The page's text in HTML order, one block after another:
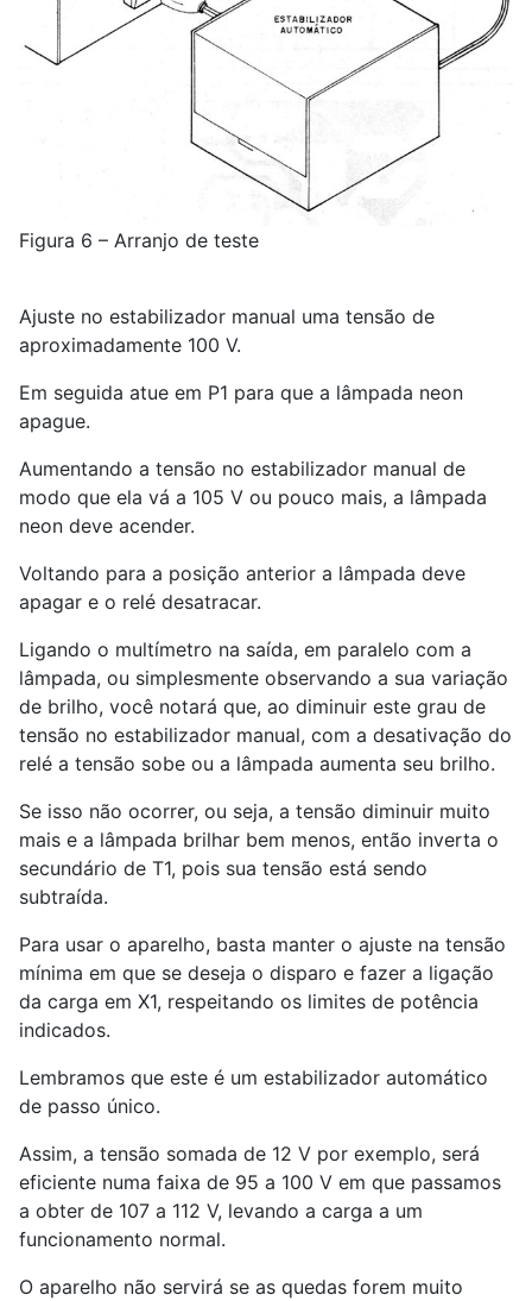
Figura 6 – Arranjo de teste
Ajuste no estabilizador manual uma tensão de
aproximadamente 100 V.
Em seguida atue em P1 para que a lâmpada neon
apague.
Aumentando a tensão no estabilizador manual de
modo que ela vá a 105 V ou pouco mais, a lâmpada
neon deve acender.
Voltando para a posição anterior a lâmpada deve
apagar e o relé desatracar.
Ligando o multímetro na saída, em paralelo com a
lâmpada, ou simplesmente observando a sua variação
de brilho, você notará que, ao diminuir este grau de
tensão no estabilizador manual, com a desativação do
relé a tensão sobe ou a lâmpada aumenta seu brilho.
Se isso não ocorrer, ou seja, a tensão diminuir muito
mais e a lâmpada brilhar bem menos, então inverta o
secundário de T1, pois sua tensão está sendo
subtraída.
Para usar o aparelho, basta manter o ajuste na tensão
mínima em que se deseja o disparo e fazer a ligação
da carga em X1, respeitando os limites de potência
indicados.
Lembramos que este é um estabilizador automático
de passo único.
Assim, a tensão somada de 12 V por exemplo, será
eficiente numa faixa de 95 a 100 V em que passamos
a obter de 107 a 112 V, levando a carga a um
funcionamento normal.
O aparelho não servirá se as quedas forem muito